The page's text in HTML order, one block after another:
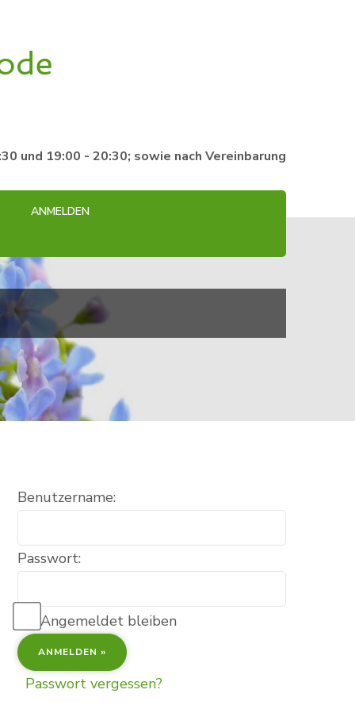
und 19:00 - 20:30; sowie nach Vereinbarung
ANMELDEN
Benutzername:
Passwort:
Angemeldet bleiben
Passwort vergessen?